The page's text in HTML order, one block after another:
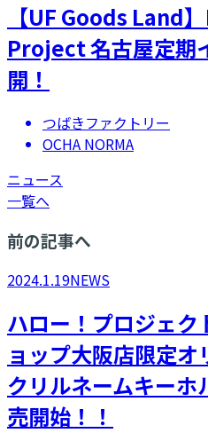
【UF Goods Land
Project 名古屋定期
開！
つばきファクトリー
OCHA NORMA
ニュース
一覧へ
前の記事へ
2024.1.19NEWS
ハロー！プロジェク
ョップ大阪店限定
クリルネームキー
売開始！！